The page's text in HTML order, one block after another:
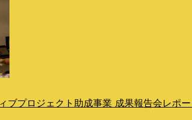
ブプロジェクト助成事業 成果報告会レポー